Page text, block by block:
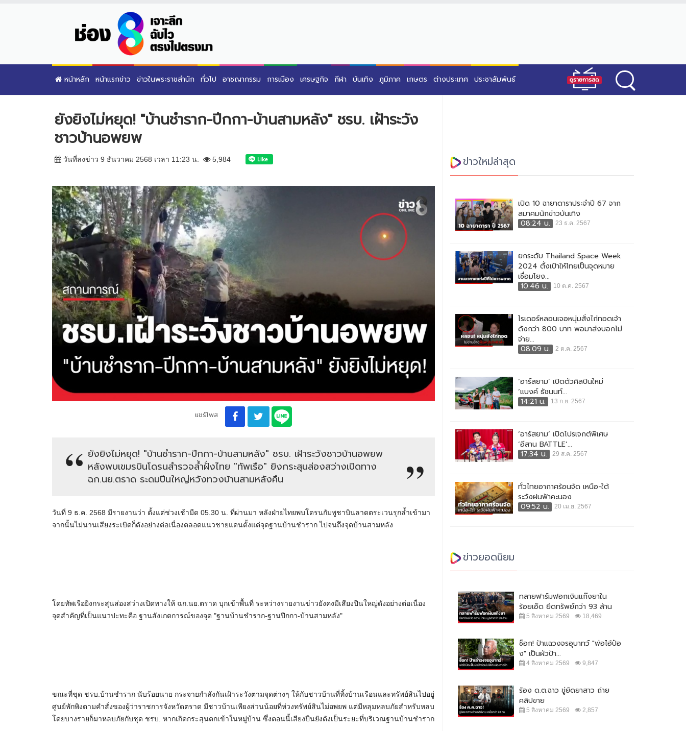
หน้าหลัก หน้าแรกข่าว ข่าวในพระราชสำนัก ทั่วไป อาชญากรรม การเมือง เศรษฐกิจ กีฬา บันเทิง ภูมิภาค เกษตร ต่างประเทศ ประชาสัมพันธ์
ยังยิงไม่หยุด! "บ้านชำราก-ปีกกา-บ้านสามหลัง" ชรบ. เฝ้าระวัง
ชาวบ้านอพยพ
วันที่ลงข่าว 9 ธันวาคม 2568 เวลา 11:23 น. 5,984
แชร์โพส
ยังยิงไม่หยุด! "บ้านชำราก-ปีกกา-บ้านสามหลัง" ชรบ. เฝ้าระวังชาวบ้านอพยพ
หลังพบเขมรบินโดรนสำรวจล้ำฝั่งไทย "ทัพเรือ" ยิงกระสุนส่องสว่างเปิดทาง
ฉก.นย.ตราด ระดมปืนใหญ่หวังทวงบ้านสามหลังคืน
วันที่ 9 ธ.ค. 2568 มีรายงานว่า ตั้งแต่ช่วงเช้ามืด 05.30 น. ที่ผ่านมา หลังฝ่ายไทยพบโดรนกัมพูชาบินลาดตระเวนรุกล้ำเข้ามา
จากนั้นไม่นานเสียงระเบิดก็ดังอย่างต่อเนื่องตลอดแนวชายแดนตั้งแต่จุดฐานบ้านชำราก ไปจนถึงจุดบ้านสามหลัง
โดยทัพเรือยิงกระสุนส่องสว่างเปิดทางให้ ฉก.นย.ตราด บุกเข้าพื้นที่ ระหว่างรายงานข่าวยังคงมีเสียงปืนใหญ่ดังอย่างต่อเนื่อง
จุดสำคัญที่เป็นแนวปะทะคือ ฐานสังเกตการณ์ของจุด "ฐานบ้านชำราก-ฐานปีกกา-บ้านสามหลัง"
ขณะที่ชุด ชรบ.บ้านชำราก นับร้อยนาย กระจายกำลังกันเฝ้าระวังตามจุดต่างๆ ให้กับชาวบ้านที่ทิ้งบ้านเรือนและทรัพย์สินไปอยู่
ศูนย์พักพิงตามคำสั่งของผู้ว่าราชการจังหวัดตราด มีชาวบ้านเพียงส่วนน้อยที่ห่วงทรัพย์สินไม่อพยพ แต่มีหลุมหลบภัยสำหรับหลบ
โดยบางรายก็มาหลบภัยกับชุด ชรบ. หากเกิดกระสุนตกเข้าในหมู่บ้าน ซึ่งตอนนี้เสียงปืนยังดังเป็นระยะที่บริเวณฐานบ้านชำราก
ข่าวใหม่ล่าสุด
เปิด 10 ฉายาดาราประจำปี 67 จาก
สมาคมนักข่าวบันเทิง
08:24 น.
23 ธ.ค. 2567
ยกระดับ Thailand Space Week
2024 ตั้งเป้าให้ไทยเป็นจุดหมาย
เชื่อมโยง...
10:46 น.
10 ต.ค. 2567
ไรเดอร์หลอนเจอหนุ่มสั่งไก่ทอดเจ้า
ดังกว่า 800 บาท พอมาส่งบอกไม่
จ่าย...
08:09 น.
2 ต.ค. 2567
‘อาร์สยาม’ เปิดตัวศิลปินใหม่
‘แบงค์ ธัชนนท์...
14:21 น.
13 ก.ย. 2567
‘อาร์สยาม’ เปิดโปรเจกต์พิเศษ
‘อีสาน BATTLE’...
17:34 น.
29 ส.ค. 2567
ทั่วไทยอากาศร้อนจัด เหนือ-ใต้
ระวังฝนฟ้าคะนอง
09:52 น.
20 เม.ย. 2567
ข่าวยอดนิยม
ทลายฟาร์มฟอกเงินแก๊งยาใน
ร้อยเอ็ด ยึดทรัพย์กว่า 93 ล้าน
5 สิงหาคม 2569 18,469
ช็อก! ป้าแฉวงจรอุบาทว์ "พ่อไอ้ป๋อ
ง" เป็นผัวป้า...
4 สิงหาคม 2569 9,847
ร้อง ด.ต.ฉาว ขู่ยัดยาสาว ถ่าย
คลิปขาย
5 สิงหาคม 2569 2,857